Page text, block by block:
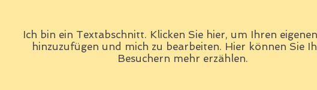
Ich bin ein Textabschnitt. Klicken Sie hier, um Ihren
hinzuzufügen und mich zu bearbeiten. Hier können Sie
Besuchern mehr erzählen.